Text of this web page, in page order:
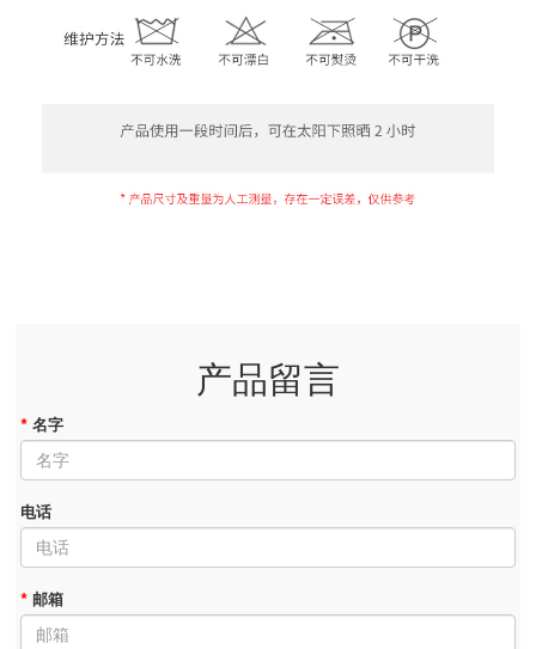
产品留言
* 名字
电话
* 邮箱